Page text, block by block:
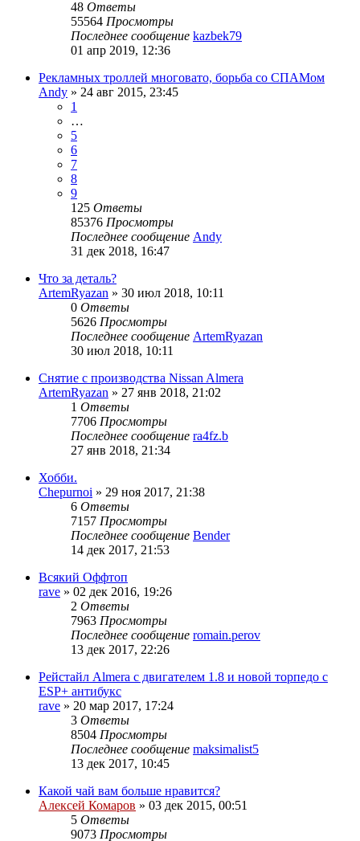
48 Ответы
55564 Просмотры
Последнее сообщение kazbek79
01 апр 2019, 12:36
Рекламных троллей многовато, борьба со СПАМом
Andy » 24 авг 2015, 23:45
1
…
5
6
7
8
9
125 Ответы
85376 Просмотры
Последнее сообщение Andy
31 дек 2018, 16:47
Что за деталь?
ArtemRyazan » 30 июл 2018, 10:11
0 Ответы
5626 Просмотры
Последнее сообщение ArtemRyazan
30 июл 2018, 10:11
Снятие с производства Nissan Almera
ArtemRyazan » 27 янв 2018, 21:02
1 Ответы
7706 Просмотры
Последнее сообщение ra4fz.b
27 янв 2018, 21:34
Хобби.
Chepurnoi » 29 ноя 2017, 21:38
6 Ответы
7157 Просмотры
Последнее сообщение Bender
14 дек 2017, 21:53
Всякий Оффтоп
rave » 02 дек 2016, 19:26
2 Ответы
7963 Просмотры
Последнее сообщение romain.perov
13 дек 2017, 22:26
Рейстайл Almera с двигателем 1.8 и новой торпедо с
ESP+ антибукс
rave » 20 мар 2017, 17:24
3 Ответы
8504 Просмотры
Последнее сообщение maksimalist5
13 дек 2017, 10:45
Какой чай вам больше нравится?
Алексей Комаров » 03 дек 2015, 00:51
5 Ответы
9073 Просмотры